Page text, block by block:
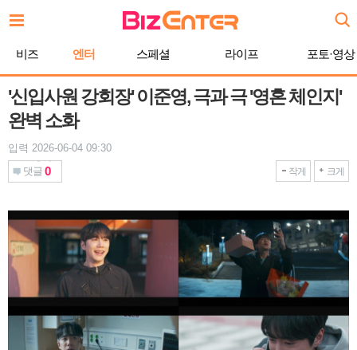
문
비즈 엔터 스페셜 라이프 포토·영상
'신입사원 강회장' 이준영, 극과 극 '영혼 체인지'
완벽 소화
입력 2026-06-04 09:30
댓글 0 작게 크게